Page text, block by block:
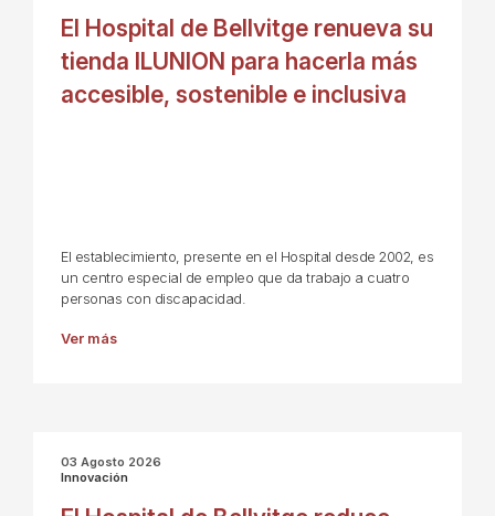
El Hospital de Bellvitge renueva su
tienda ILUNION para hacerla más
accesible, sostenible e inclusiva
El establecimiento, presente en el Hospital desde 2002, es
un centro especial de empleo que da trabajo a cuatro
personas con discapacidad.
Ver más
03 Agosto 2026
Innovación